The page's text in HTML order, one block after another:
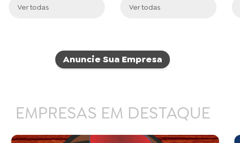
Ver todas Ver todas
Anuncie Sua Empresa
EMPRESAS EM DESTAQUE